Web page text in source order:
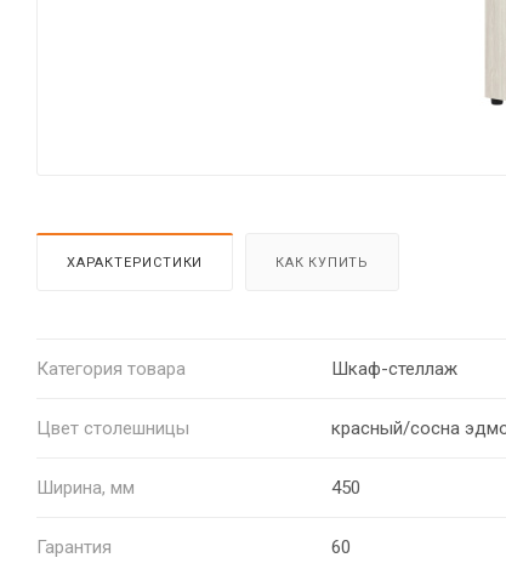
ХАРАКТЕРИСТИКИ КАК КУПИТЬ
Категория товара Шкаф-стеллаж
Цвет столешницы красный/сосна
Ширина, мм 450
Гарантия 60